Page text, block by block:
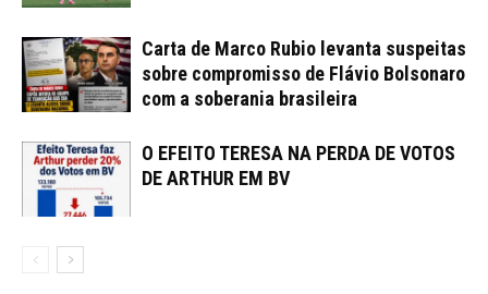
Carta de Marco Rubio levanta suspeitas
sobre compromisso de Flávio Bolsonaro
com a soberania brasileira
O EFEITO TERESA NA PERDA DE VOTOS
DE ARTHUR EM BV